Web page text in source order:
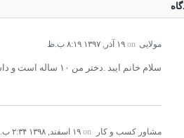
مولایی ۱۹ آذر, ۱۳۹۷ ۸:۱۹ ب.ظ
سلام خانم ایبد .دختر من ۱۰ ساله است و داستانهای زیبایی مینویسد چگونه میتوانم این خلاقیت را در او بپرورانم.؟؟
مشاور کسب و کار ۱۹ اسفند, ۱۳۹۸ ۲:۳۴ ب.ظ